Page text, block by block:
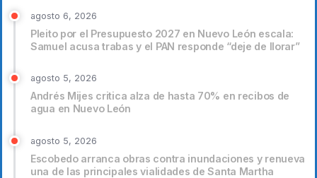
agosto 6, 2026
Pleito por el Presupuesto 2027 en Nuevo León escala:
Samuel acusa trabas y el PAN responde “deje de llorar”
agosto 5, 2026
Andrés Mijes critica alza de hasta 70% en recibos de
agua en Nuevo León
agosto 5, 2026
Escobedo arranca obras contra inundaciones y renueva
una de las principales vialidades de Santa Martha